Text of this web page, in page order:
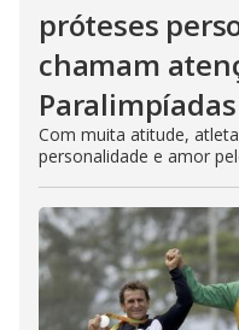
próteses
chamam
Paralimpíadas
Com muita atitude,
personalidade e amor